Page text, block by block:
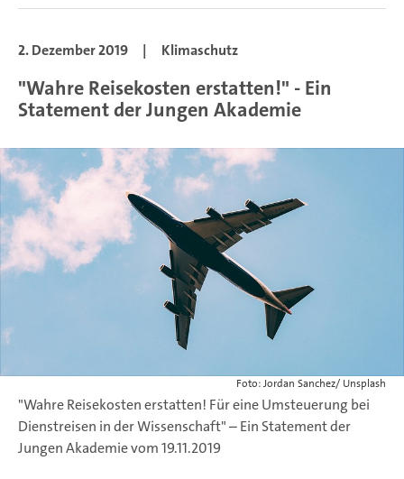
2. Dezember 2019 | Klimaschutz
"Wahre Reisekosten erstatten!" - Ein
Statement der Jungen Akademie
Foto: Jordan Sanchez/ Unsplash
"Wahre Reisekosten erstatten! Für eine Umsteuerung bei
Dienstreisen in der Wissenschaft" – Ein Statement der
Jungen Akademie vom 19.11.2019